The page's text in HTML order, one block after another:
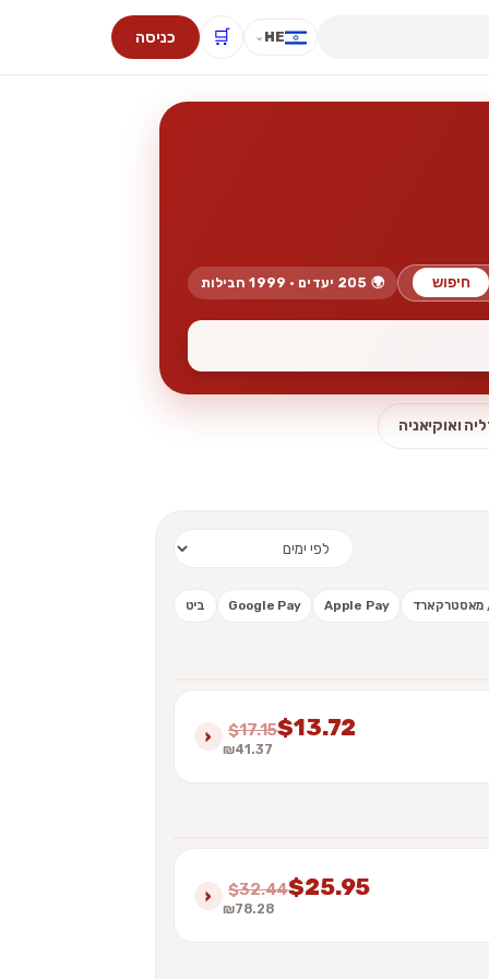
HE
⌄
🛒 כניסה
חיפוש 🌍 205 יעדים · 1999 חבילות
ואוקיאניה
/ מאסטרקארד Apple Pay
Google Pay ביט
$17.15$13.72
₪41.37
›
$32.44$25.95
₪78.28
›